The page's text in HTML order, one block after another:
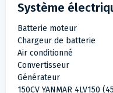
Système
Batterie moteur
Chargeur de batterie
Air conditionné
Convertisseur
Générateur
150CV YANMAR 4LV150